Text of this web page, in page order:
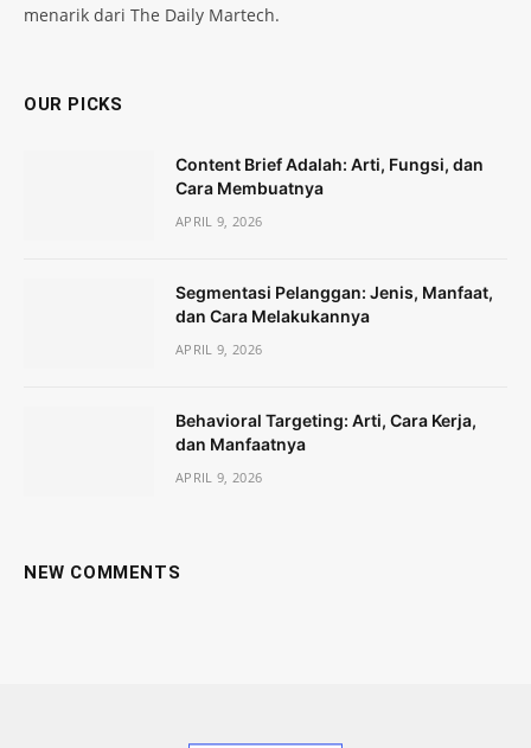
menarik dari The Daily Martech.
OUR PICKS
Content Brief Adalah: Arti, Fungsi, dan
Cara Membuatnya
APRIL 9, 2026
Segmentasi Pelanggan: Jenis, Manfaat,
dan Cara Melakukannya
APRIL 9, 2026
Behavioral Targeting: Arti, Cara Kerja,
dan Manfaatnya
APRIL 9, 2026
NEW COMMENTS